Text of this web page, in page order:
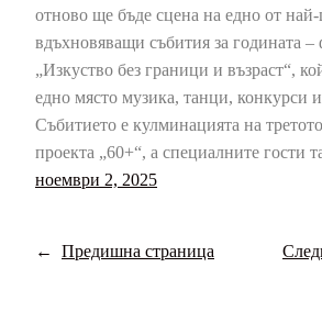
отново ще бъде сцена на едно от
вдъхновяващи събития за годината –
„Изкуство без граници и възраст“,
едно място музика, танци, конкурси
Събитието е кулминацията на
проекта „60+“, а специалните гости
ноември 2, 2025
← Предишна страница